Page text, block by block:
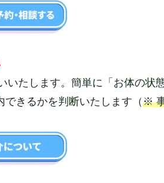
たします。簡単に「お体の状
きるかを判断いたします（※